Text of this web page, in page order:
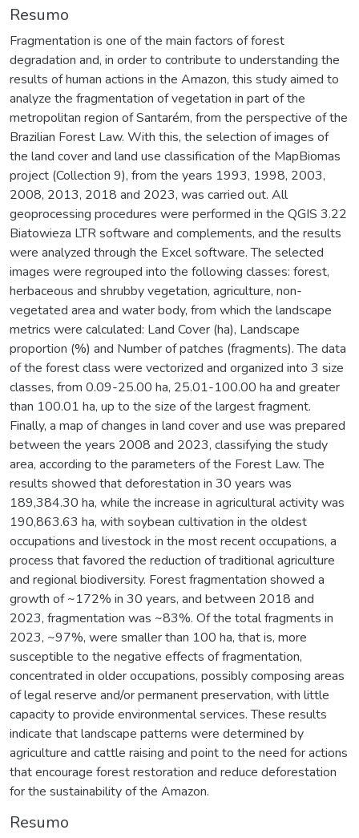
Resumo
Fragmentation is one of the main factors of forest
degradation and, in order to contribute to understanding the
results of human actions in the Amazon, this study aimed to
analyze the fragmentation of vegetation in part of the
metropolitan region of Santarém, from the perspective of the
Brazilian Forest Law. With this, the selection of images of
the land cover and land use classification of the MapBiomas
project (Collection 9), from the years 1993, 1998, 2003,
2008, 2013, 2018 and 2023, was carried out. All
geoprocessing procedures were performed in the QGIS 3.22
Biatowieza LTR software and complements, and the results
were analyzed through the Excel software. The selected
images were regrouped into the following classes: forest,
herbaceous and shrubby vegetation, agriculture, non-
vegetated area and water body, from which the landscape
metrics were calculated: Land Cover (ha), Landscape
proportion (%) and Number of patches (fragments). The data
of the forest class were vectorized and organized into 3 size
classes, from 0.09-25.00 ha, 25.01-100.00 ha and greater
than 100.01 ha, up to the size of the largest fragment.
Finally, a map of changes in land cover and use was prepared
between the years 2008 and 2023, classifying the study
area, according to the parameters of the Forest Law. The
results showed that deforestation in 30 years was
189,384.30 ha, while the increase in agricultural activity was
190,863.63 ha, with soybean cultivation in the oldest
occupations and livestock in the most recent occupations, a
process that favored the reduction of traditional agriculture
and regional biodiversity. Forest fragmentation showed a
growth of ~172% in 30 years, and between 2018 and
2023, fragmentation was ~83%. Of the total fragments in
2023, ~97%, were smaller than 100 ha, that is, more
susceptible to the negative effects of fragmentation,
concentrated in older occupations, possibly composing areas
of legal reserve and/or permanent preservation, with little
capacity to provide environmental services. These results
indicate that landscape patterns were determined by
agriculture and cattle raising and point to the need for actions
that encourage forest restoration and reduce deforestation
for the sustainability of the Amazon.
Resumo